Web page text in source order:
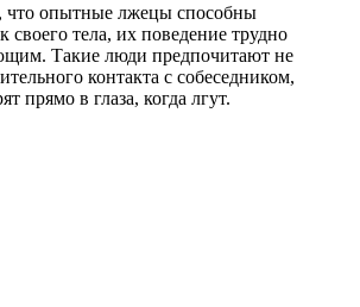
что опытные лжецы способны
своего тела, их поведение трудно
Такие люди предпочитают не
контакта с собеседником,
прямо в глаза, когда лгут.